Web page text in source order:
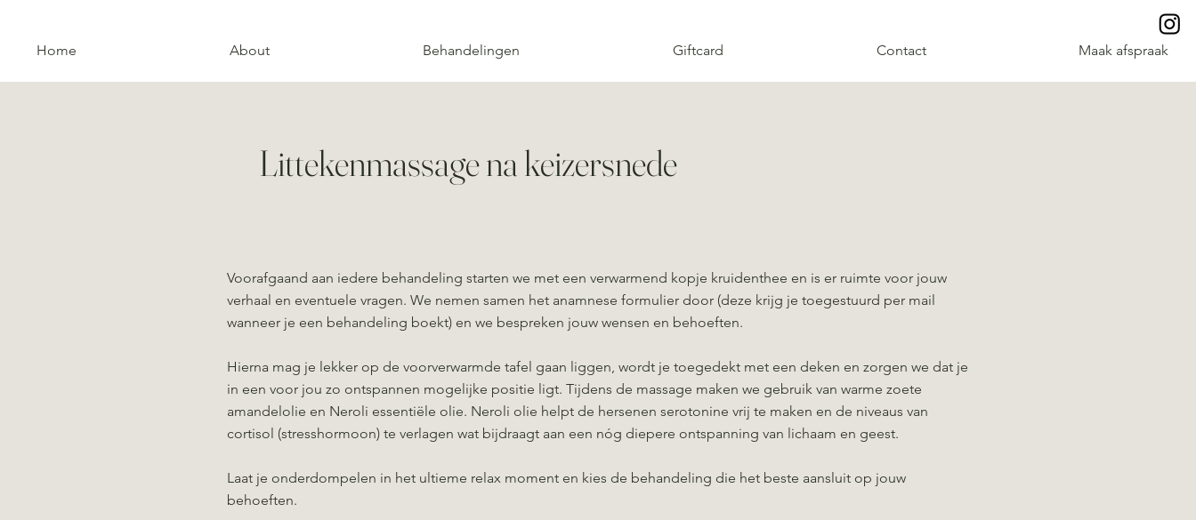
Home About Behandelingen Giftcard Contact Maak afspraak
Littekenmassage na keizersnede
Voorafgaand aan iedere behandeling starten we met een verwarmend kopje kruidenthee en is er ruimte voor jouw
verhaal en eventuele vragen. We nemen samen het anamnese formulier door (deze krijg je toegestuurd per mail
wanneer je een behandeling boekt) en we bespreken jouw wensen en behoeften.
Hierna mag je lekker op de voorverwarmde tafel gaan liggen, wordt je toegedekt met een deken en zorgen we dat je
in een voor jou zo ontspannen mogelijke positie ligt. Tijdens de massage maken we gebruik van warme zoete
amandelolie en Neroli essentiële olie. Neroli olie helpt de hersenen serotonine vrij te maken en de niveaus van
cortisol (stresshormoon) te verlagen wat bijdraagt aan een nóg diepere ontspanning van lichaam en geest.
Laat je onderdompelen in het ultieme relax moment en kies de behandeling die het beste aansluit op jouw
behoeften.